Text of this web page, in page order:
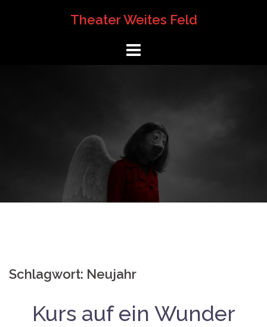
Theater Weites Feld
Schlagwort: Neujahr
Kurs auf ein Wunder